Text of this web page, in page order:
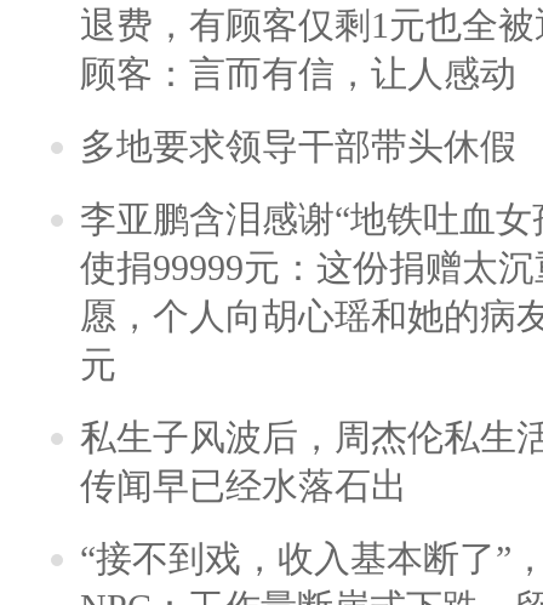
退费，有顾客仅剩1元也全
顾客：言而有信，让人感动
多地要求领导干部带头休假
李亚鹏含泪感谢“地铁吐血
使捐99999元：这份捐赠太
愿，个人向胡心瑶和她的病
元
私生子风波后，周杰伦私生
传闻早已经水落石出
“接不到戏，收入基本断了”